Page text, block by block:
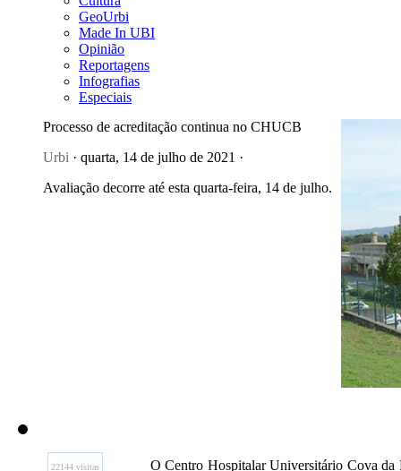
GeoUrbi
Made In UBI
Opinião
Reportagens
Infografias
Especiais
Processo de acreditação continua no CHUCB
Urbi · quarta, 14 de julho de 2021 ·
Avaliação decorre até esta quarta-feira, 14 de julho.
22144 visitas
O Centro Hospitalar Universitário Cova